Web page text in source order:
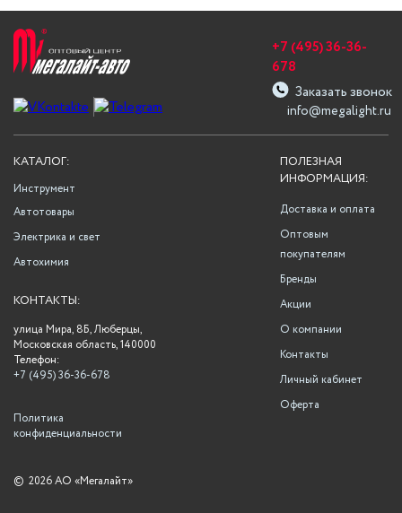
info@megalight.ru
+7 (495) 36-36-
678
Заказать звонок
ПОЛЕЗНАЯ
ИНФОРМАЦИЯ:
Доставка и оплата
Оптовым
покупателям
Бренды
Акции
О компании
Контакты
Личный кабинет
Оферта
КАТАЛОГ:
Инструмент
Автотовары
Электрика и свет
Автохимия
КОНТАКТЫ:
улица Мира, 8Б, Люберцы,
Московская область, 140000
Телефон:
+7 (495) 36-36-678
Политика
конфиденциальности
© 2026 АО «Мегалайт»